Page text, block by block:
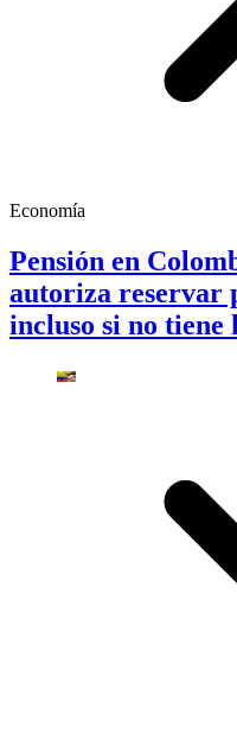
Economía
Pensión en
autoriza reservar
incluso si no tiene